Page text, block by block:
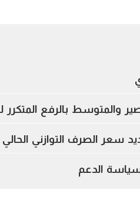
والمتوسط بالرفع المتكرر
الصرف التوازني
الدعم